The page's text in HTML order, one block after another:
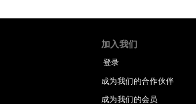
加入我们
登录
成为我们的合作伙伴
成为我们的会员